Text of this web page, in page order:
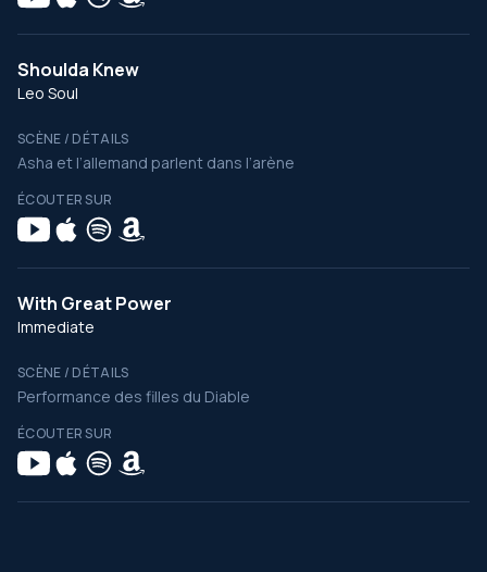
Shoulda Knew
Leo Soul
SCÈNE / DÉTAILS
Asha et l’allemand parlent dans l’arène
ÉCOUTER SUR
With Great Power
Immediate
SCÈNE / DÉTAILS
Performance des filles du Diable
ÉCOUTER SUR